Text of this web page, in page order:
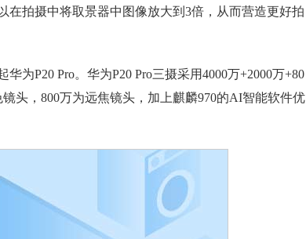
拍摄中将取景器中图像放大到3倍，从而营造更好拍
P20 Pro。华为P20 Pro三摄采用4000万+2000万+80
头，800万为远焦镜头，加上麒麟970的AI智能软件优